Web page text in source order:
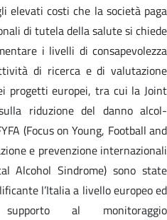
elevati costi che la società paga
di tutela della salute si chiede
i livelli di consapevolezza
di ricerca e di valutazione
progetti europei, tra cui la Joint
riduzione del danno alcol-
(Focus on Young, Football and
e prevenzione internazionali
Alcohol Sindrome) sono state
l’Italia a livello europeo ed
al monitoraggio